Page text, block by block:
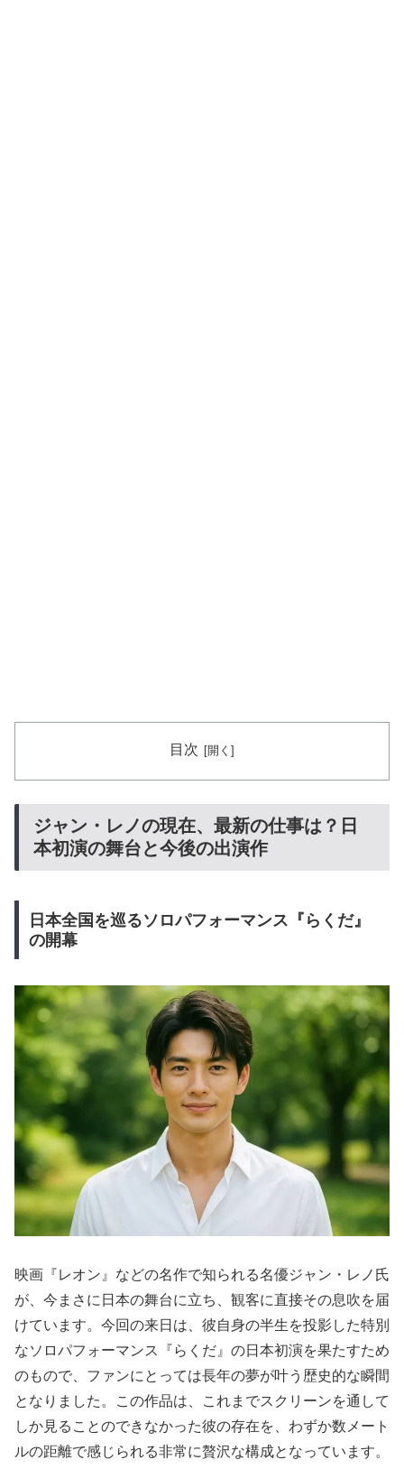
目次
ジャン・レノの現在、最新の仕事は？日
本初演の舞台と今後の出演作
日本全国を巡るソロパフォーマンス『らくだ』
の開幕
映画『レオン』などの名作で知られる名優ジャン・レノ氏
が、今まさに日本の舞台に立ち、観客に直接その息吹を届
けています。今回の来日は、彼自身の半生を投影した特別
なソロパフォーマンス『らくだ』の日本初演を果たすため
のもので、ファンにとっては長年の夢が叶う歴史的な瞬間
となりました。この作品は、これまでスクリーンを通して
しか見ることのできなかった彼の存在を、わずか数メート
ルの距離で感じられる非常に贅沢な構成となっています。